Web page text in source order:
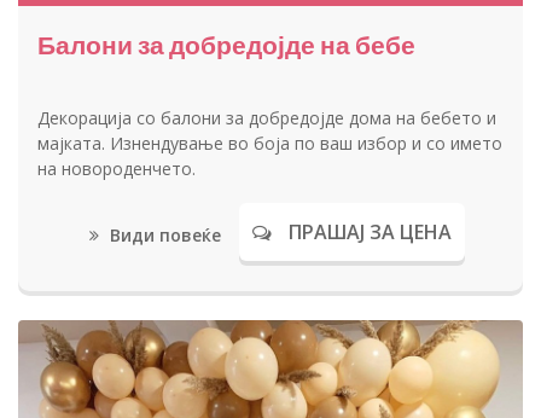
Балони за добредојде на бебе
Декорација со балони за добредојде дома на бебето и
мајката. Изнендување во боја по ваш избор и со името
на новороденчето.
Види повеќе ПРАШАЈ ЗА ЦЕНА